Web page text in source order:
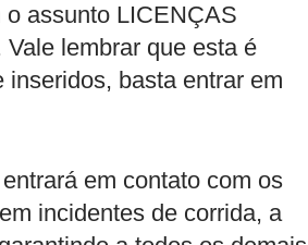
assunto LICENÇAS
lembrar que esta é
basta entrar em
em contato com os
incidentes de corrida, a